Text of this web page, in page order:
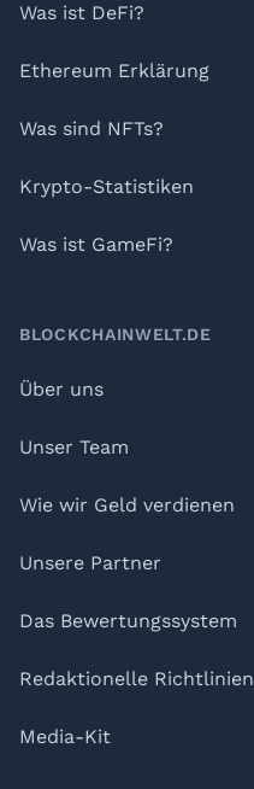
Was ist DeFi?
Ethereum Erklärung
Was sind NFTs?
Krypto-Statistiken
Was ist GameFi?
BLOCKCHAINWELT.DE
Über uns
Unser Team
Wie wir Geld verdienen
Unsere Partner
Das Bewertungssystem
Redaktionelle Richtlinien
Media-Kit